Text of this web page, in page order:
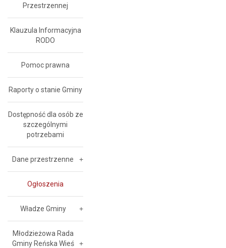
Przestrzennej
Klauzula Informacyjna
RODO
Pomoc prawna
Raporty o stanie Gminy
Dostępność dla osób ze
szczególnymi
potrzebami
Dane przestrzenne
Ogłoszenia
Władze Gminy
Młodzieżowa Rada
Gminy Reńska Wieś